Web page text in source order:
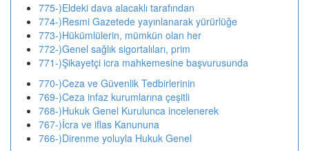
775-)Eldeki dava alacaklı tarafından
774-)Resmi Gazetede yayınlanarak yürürlüğe
773-)Hükümlülerin, mümkün olan her
772-)Genel sağlık sigortalıları, prim
771-)Şikayetçi icra mahkemesine başvurusunda
770-)Ceza ve Güvenlik Tedbirlerinin
769-)Ceza infaz kurumlarına çeşitli
768-)Hukuk Genel Kurulunca incelenerek
767-)İcra ve iflas Kanununa
766-)Direnme yoluyla Hukuk Genel